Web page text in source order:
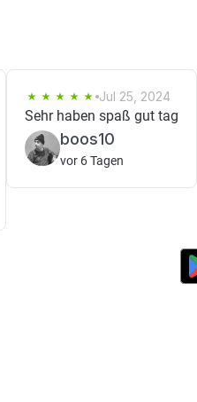
Jul 25, 2024
Sehr haben spaß gut tag
boos10
vor 6 Tagen